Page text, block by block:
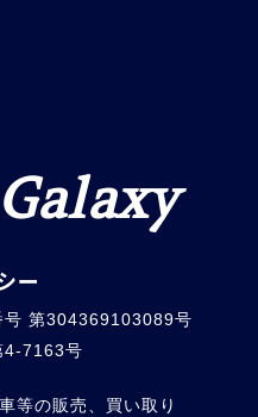
ー
号 第304369103089号
4-7163号
等の販売、買い取り